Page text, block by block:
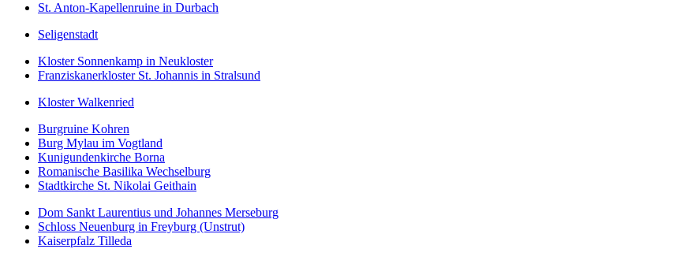
St. Anton-Kapellenruine in Durbach
Seligenstadt
Kloster Sonnenkamp in Neukloster
Franziskanerkloster St. Johannis in Stralsund
Kloster Walkenried
Burgruine Kohren
Burg Mylau im Vogtland
Kunigundenkirche Borna
Romanische Basilika Wechselburg
Stadtkirche St. Nikolai Geithain
Dom Sankt Laurentius und Johannes Merseburg
Schloss Neuenburg in Freyburg (Unstrut)
Kaiserpfalz Tilleda